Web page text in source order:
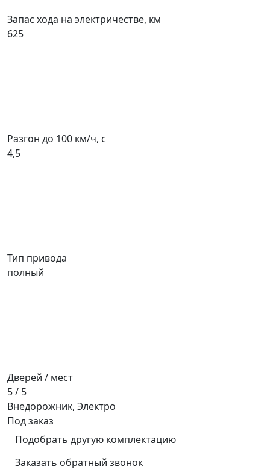
Запас хода на электричестве, км
625
Разгон до 100 км/ч, с
4,5
Тип привода
полный
Дверей / мест
5 / 5
Внедорожник, Электро
Под заказ
Подобрать другую комплектацию
Заказать обратный звонок